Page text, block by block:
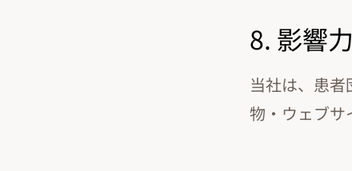
8. 影響
当社は、患
物・ウェブサ